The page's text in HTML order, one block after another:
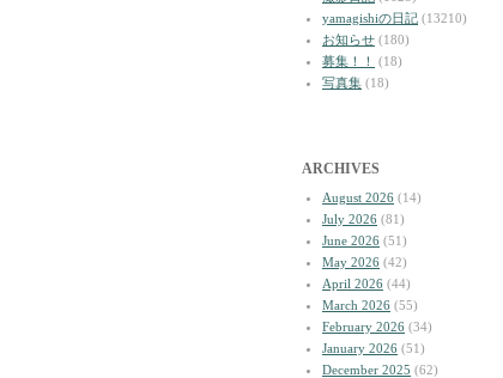
yamagishiの日記 (13210)
お知らせ (180)
募集！！
(18)
写真集 (18)
ARCHIVES
August 2026 (14)
July 2026 (81)
June 2026 (51)
May 2026 (42)
April 2026 (44)
March 2026 (55)
February 2026 (34)
January 2026 (51)
December 2025 (62)